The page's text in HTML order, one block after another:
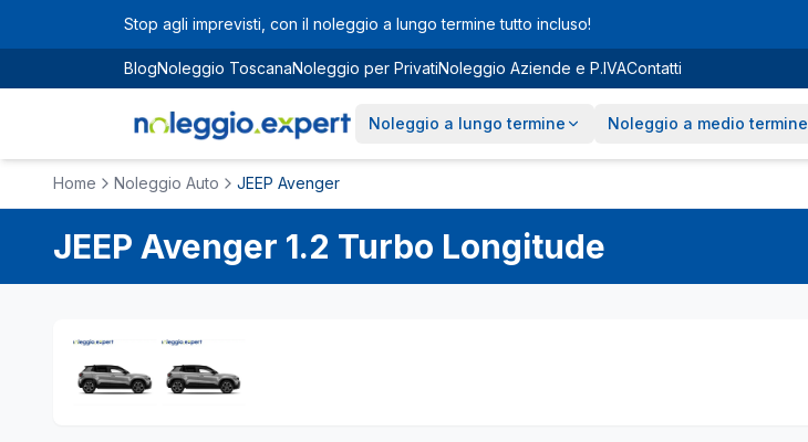
Vai al contenuto principale
Stop agli imprevisti, con il noleggio a lungo termine tutto incluso!
BlogNoleggio ToscanaNoleggio per PrivatiNoleggio Aziende e P.IVAContatti
Noleggio a lungo termine Noleggio a medio termine
Home Noleggio Auto JEEP Avenger
JEEP Avenger 1.2 Turbo Longitude